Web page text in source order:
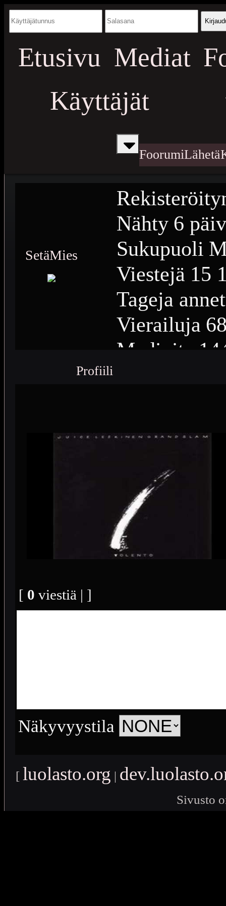
Etusivu Mediat
Käyttäjät
FoorumiLähetä
SetäMies
Nähty 6
Sukupuoli
Viestejä 15
Tageja
Vierailuja
Medioita
Profiili
[ 0 viestiä | ]
Näkyvyystila
[ luolasto.org |
Sivusto